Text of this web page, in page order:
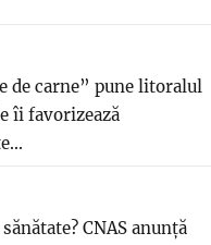
de carne” pune litoralul
îi favorizează
CNAS anunță